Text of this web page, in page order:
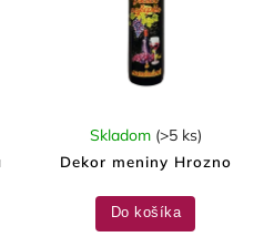
Dekor meniny Hrozno
Skladom (>5 ks)
Do košíka